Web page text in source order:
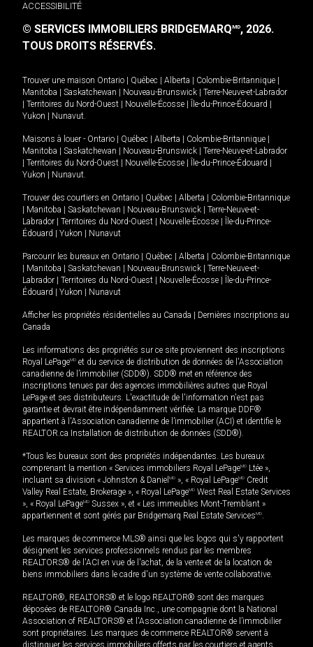
ACCESSIBILITÉ
© SERVICES IMMOBILIERS BRIDGEMARQMD, 2026.
TOUS DROITS RÉSERVÉS.
Trouver une maison Ontario Québec Alberta Colombie-Britannique
Manitoba
Saskatchewan Nouveau-Brunswick
Terre-Neuve-et-Labrador
Territoires du Nord-Ouest Nouvelle-Écosse Île-du-Prince-Édouard
Yukon
Nunavut.
Maisons à louer - Ontario Québec Alberta Colombie-Britannique
Manitoba
Saskatchewan Nouveau-Brunswick
Terre-Neuve-et-Labrador
Territoires du Nord-Ouest Nouvelle-Écosse Île-du-Prince-Édouard
Yukon
Nunavut.
Trouver des courtiers en Ontario Québec Alberta
Colombie-Britannique
Manitoba Saskatchewan Nouveau-Brunswick
Terre-Neuve-et-
Labrador
Territoires du Nord-Ouest Nouvelle-Écosse
Île-du-Prince-
Édouard
Yukon Nunavut
Parcourir les bureaux en Ontario Québec Alberta
Colombie-Britannique
Manitoba Saskatchewan Nouveau-Brunswick
Terre-Neuve-et-
Labrador
Territoires du Nord-Ouest Nouvelle-Écosse
Île-du-Prince-
Édouard
Yukon Nunavut
Afficher les propriétés résidentielles au Canada
Dernières inscriptions au
Canada
Les informations des propriétés sur ce site proviennent des inscriptions
Royal LePageMD et du service de distribution de données de l'Association
canadienne de l’immobilier (SDD®). SDD® met en référence des
inscriptions tenues par des agences immobilières autres que Royal
LePage et ses distributeurs. L'exactitude de l'information n'est pas
garantie et devrait être indépendamment vérifiée. La marque DDF®
appartient à l'Association canadienne de l’immobilier (ACI) et identifie le
REALTOR.ca Installation de distribution de données (SDD®).
*Tous les bureaux sont des propriétés indépendantes. Les bureaux
comprenant la mention « Services immobiliers Royal LePageMD Ltée »,
incluant sa division « Johnston & Daniel MD », « Royal LePageMD Credit
Valley Real Estate, Brokerage », « Royal LePageMD West Real Estate Services
», « Royal LePageMD Sussex », et « Les immeubles Mont-Tremblant »
appartiennent et sont gérés par Bridgemarq Real Estate ServicesMD.
Les marques de commerce MLS® ainsi que les logos qui s'y rapportent
désignent les services professionnels rendus par les membres
REALTORS® de l'ACI en vue de l'achat, de la vente et de la location de
biens immobiliers dans le cadre d'un système de vente collaborative.
REALTOR®, REALTORS® et le logo REALTOR® sont des marques
déposées de REALTOR® Canada Inc., une compagnie dont la National
Association of REALTORS® et l'Association canadienne de l’immobilier
sont propriétaires. Les marques de commerce REALTOR® servent à
distinguer les services immobiliers offerts par les courtiers et agents